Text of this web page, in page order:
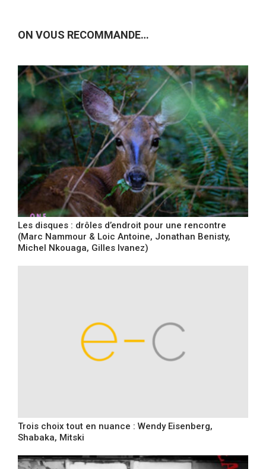
ON VOUS RECOMMANDE…
Les disques : drôles d’endroit pour une rencontre
(Marc Nammour & Loic Antoine, Jonathan Benisty,
Michel Nkouaga, Gilles Ivanez)
Trois choix tout en nuance : Wendy Eisenberg,
Shabaka, Mitski